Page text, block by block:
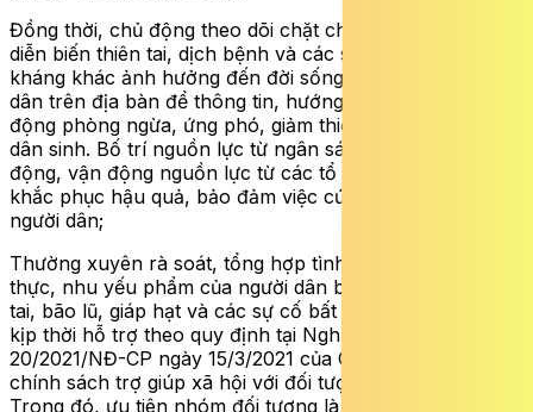
Đồng thời, chủ động theo dõi chặt chẽ, thường xuyên
diễn biến thiên tai, dịch bệnh và các sự cố bất khả
kháng khác ảnh hưởng đến đời sống dân sinh của người
dân trên địa bàn để thông tin, hướng dẫn người dân chủ
động phòng ngừa, ứng phó, giảm thiểu thiệt hại đời sống
dân sinh. Bố trí nguồn lực từ ngân sách địa phương, huy
động, vận động nguồn lực từ các tổ chức, cá nhân để
khắc phục hậu quả, bảo đảm việc cứu trợ kịp thời cho
người dân;
Thường xuyên rà soát, tổng hợp tình hình thiếu lương
thực, nhu yếu phẩm của người dân bị thiệt hại do thiên
tai, bão lũ, giáp hạt và các sự cố bất khả kháng khác để
kịp thời hỗ trợ theo quy định tại Nghị định số
20/2021/NĐ-CP ngày 15/3/2021 của Chính phủ quy định
chính sách trợ giúp xã hội với đối tượng bảo trợ xã hội.
Trong đó, ưu tiên nhóm đối tượng là trẻ em, người